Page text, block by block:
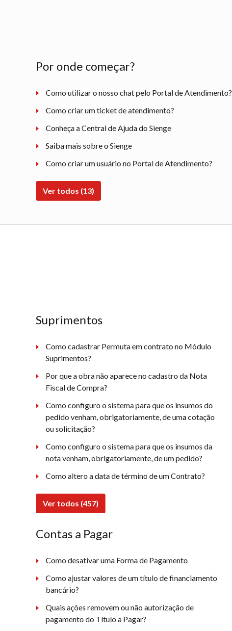
Por onde começar?
Como utilizar o nosso chat pelo Portal de Atendimento?
Como criar um ticket de atendimento?
Conheça a Central de Ajuda do Sienge
Saiba mais sobre o Sienge
Como criar um usuário no Portal de Atendimento?
Ver todos (13)
Suprimentos
Como cadastrar Permuta em contrato no Módulo
Suprimentos?
Por que a obra não aparece no cadastro da Nota
Fiscal de Compra?
Como configuro o sistema para que os insumos do
pedido venham, obrigatoriamente, de uma cotação
ou solicitação?
Como configuro o sistema para que os insumos da
nota venham, obrigatoriamente, de um pedido?
Como altero a data de término de um Contrato?
Ver todos (457)
Contas a Pagar
Como desativar uma Forma de Pagamento
Como ajustar valores de um título de financiamento
bancário?
Quais ações removem ou não autorização de
pagamento do Título a Pagar?